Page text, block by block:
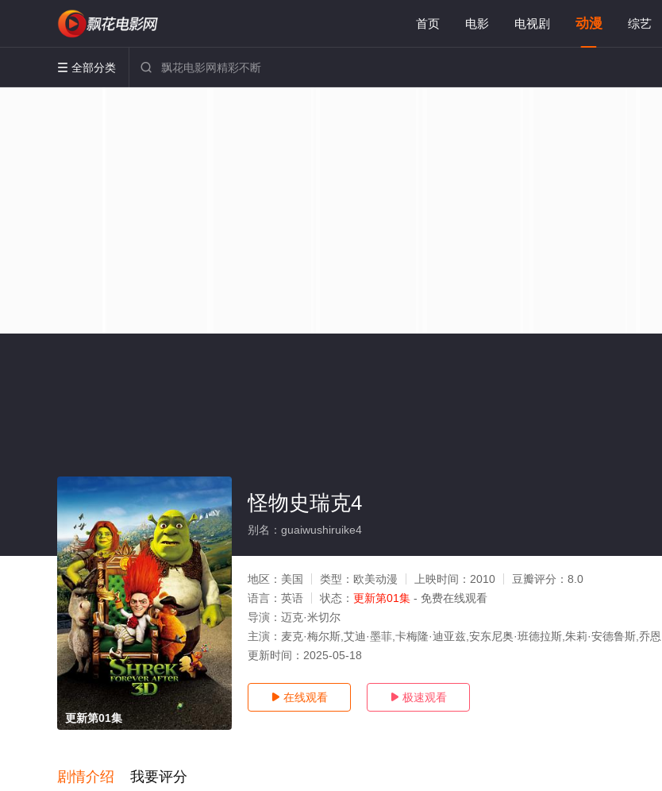
首页 电影 电视剧 动漫 综艺
 全部分类 
更新第01集
怪物史瑞克4
别名：guaiwushiruike4
地区： 美国 类型： 欧美动漫 上映时间： 2010 豆瓣评分： 8.0
语言： 英语 状态： 更新第01集 - 免费在线观看
导演： 迈克·米切尔
主演： 麦克·梅尔斯,艾迪·墨菲,卡梅隆·迪亚兹,安东尼奥·班德拉斯,朱莉·安德鲁斯,乔
更新时间： 2025-05-18
 在线观看  极速观看
剧情介绍 我要评分